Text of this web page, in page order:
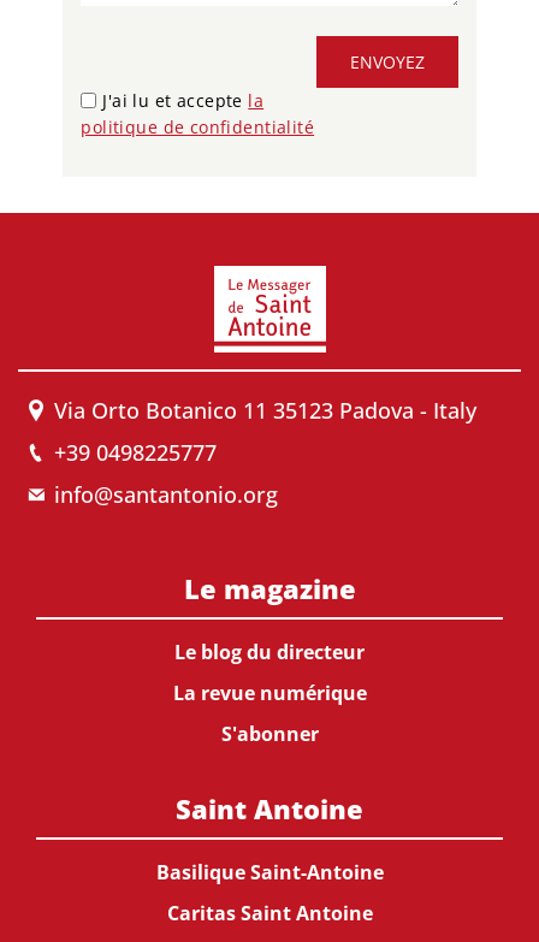
ENVOYEZ
J'ai lu et accepte la
politique de confidentialité
Via Orto Botanico 11 35123 Padova - Italy
+39 0498225777
info@santantonio.org
Le magazine
Le blog du directeur
La revue numérique
S'abonner
Saint Antoine
Basilique Saint-Antoine
Caritas Saint Antoine